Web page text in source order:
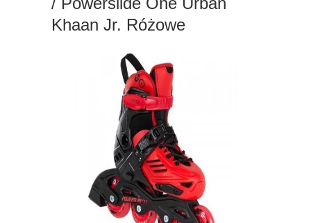
Khaan Jr. Różowe